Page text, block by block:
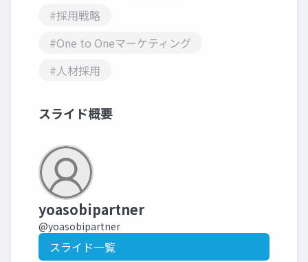
#採用戦略
#One to Oneマーケティング
#人材採用
スライド概要
yoasobipartner
@yoasobipartner
スライド一覧